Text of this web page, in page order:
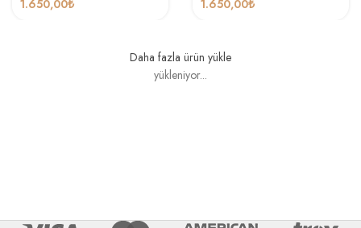
1.650,00₺
1.650,00₺
Daha fazla ürün yükle
yükleniyor...